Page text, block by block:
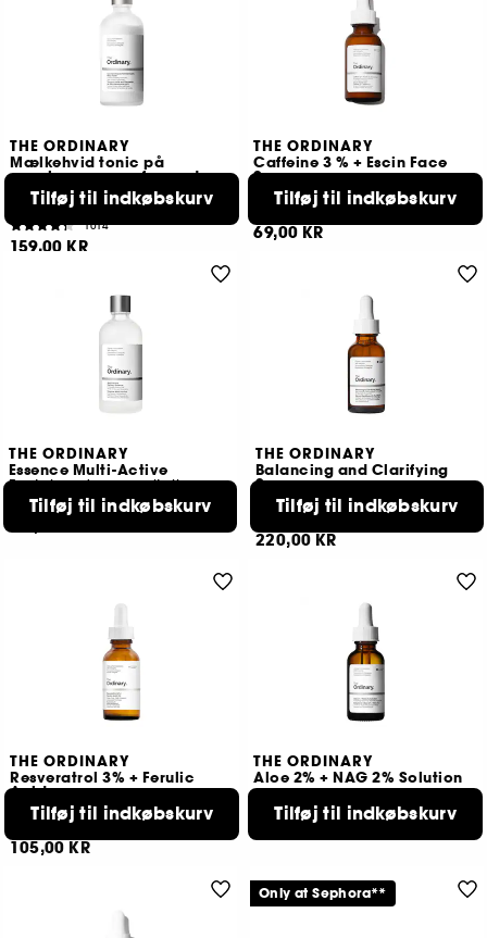
THE ORDINARY
Mælkehvid tonic på
saccharomyces-fermenter
30 %
Blid eksfolierende tonic
1014
159,00 KR
Tilføj til indkøbskurv
THE ORDINARY
Caffeine 3 % + Escin Face
Serum
Ansigtsserum
69,00 KR
Tilføj til indkøbskurv
THE ORDINARY
Essence Multi-Active
Fugtgivende og revitaliserende essens
113
115,00 KR
Tilføj til indkøbskurv
THE ORDINARY
Balancing and Clarifying
Serum
220,00 KR
Tilføj til indkøbskurv
THE ORDINARY
Resveratrol 3% + Ferulic
Acid
Serum
105,00 KR
Tilføj til indkøbskurv
THE ORDINARY
Aloe 2% + NAG 2% Solution
520
Tilføj til indkøbskurv
Only at Sephora**